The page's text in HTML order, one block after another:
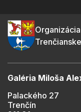
Galéria Miloša
Palackého 27
Trenčín